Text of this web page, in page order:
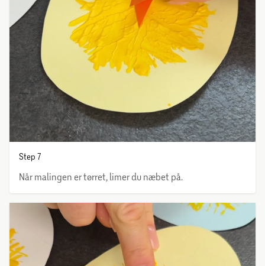
Step 7
Når malingen er tørret, limer du næbet på.